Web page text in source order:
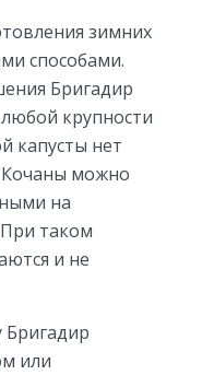
зимних
способами.
Бригадир
крупности
капусты нет
Кочаны можно
на
таком
и не
Бригадир
или